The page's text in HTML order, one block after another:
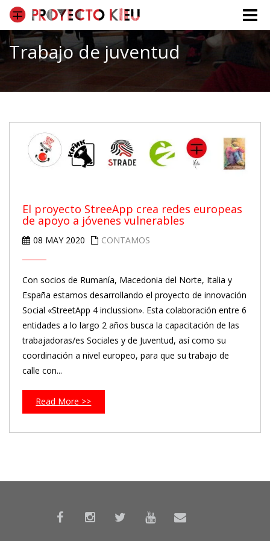
Toggle
Trabajo de juventud
El proyecto StreeApp crea redes europeas
de apoyo a jóvenes vulnerables
08 MAY 2020 CONTAMOS
Con socios de Rumanía, Macedonia del Norte, Italia y
España estamos desarrollando el proyecto de innovación
Social «StreetApp 4 inclussion». Esta colaboración entre 6
entidades a lo largo 2 años busca la capacitación de las
trabajadoras/es Sociales y de Juventud, así como su
coordinación a nivel europeo, para que su trabajo de
calle con...
Read More >>